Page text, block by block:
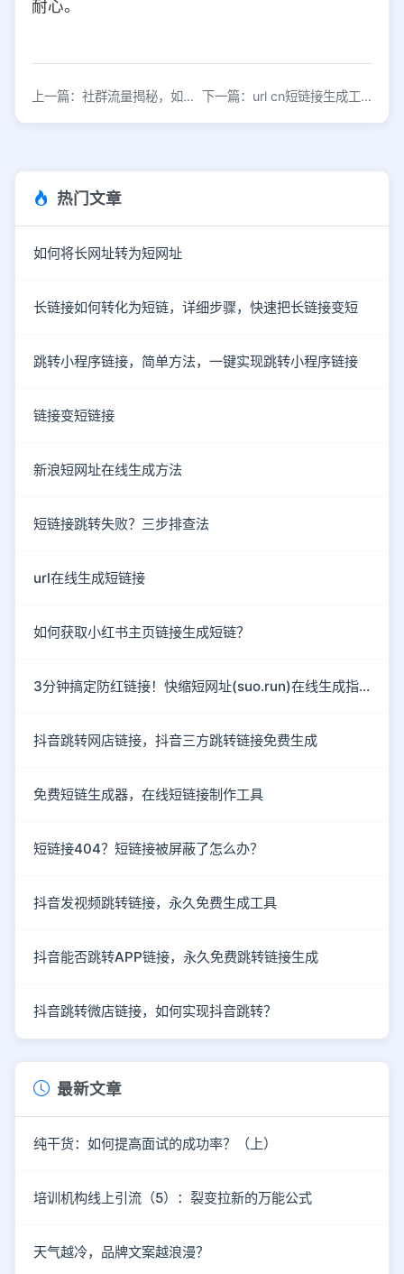
耐心。
上一篇：社群流量揭秘，如何快速获取社群流量？ 下一篇：url cn短链接生成工具，微信分享链接
热门文章
如何将长网址转为短网址
长链接如何转化为短链，详细步骤，快速把长链接变短
跳转小程序链接，简单方法，一键实现跳转小程序链接
链接变短链接
新浪短网址在线生成方法
短链接跳转失败？三步排查法
url在线生成短链接
如何获取小红书主页链接生成短链？
3分钟搞定防红链接！快缩短网址(suo.run)在线生成指南
抖音跳转网店链接，抖音三方跳转链接免费生成
免费短链生成器，在线短链接制作工具
短链接404？短链接被屏蔽了怎么办？
抖音发视频跳转链接，永久免费生成工具
抖音能否跳转APP链接，永久免费跳转链接生成
抖音跳转微店链接，如何实现抖音跳转？
最新文章
纯干货：如何提高面试的成功率？（上）
培训机构线上引流（5）：裂变拉新的万能公式
天气越冷，品牌文案越浪漫？